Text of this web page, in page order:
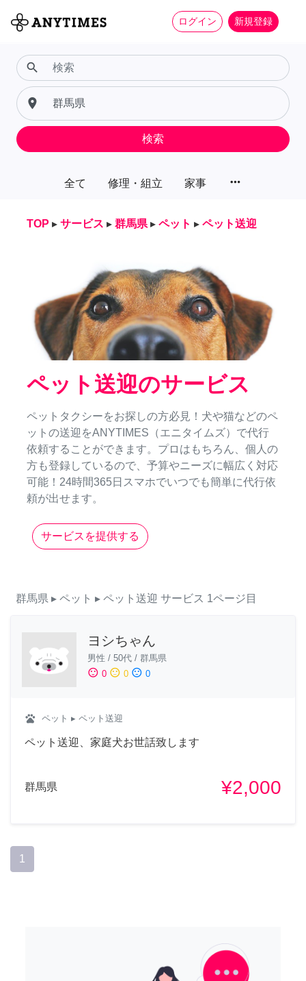
ログイン 新規登録
全て 修理・組立 家事 more_horiz
search
place
検索
TOP ▸ サービス ▸ 群馬県 ▸ ペット ▸ ペット送迎
ペット送迎のサービス
ペットタクシーをお探しの方必見！犬や猫などのペ
ットの送迎をANYTIMES（エニタイムズ）で代行
依頼することができます。プロはもちろん、個人の
方も登録しているので、予算やニーズに幅広く対応
可能！24時間365日スマホでいつでも簡単に代行依
頼が出せます。
サービスを提供する
群馬県 ▸ ペット ▸ ペット送迎 サービス 1ページ目
ヨシちゃん
男性 / 50代 / 群馬県
sentiment_satisfied 0 sentiment_neutral 0 sentiment_dissatisfied 0
pets ペット ▸ ペット送迎
ペット送迎、家庭犬お世話致します
群馬県 ¥2,000
1